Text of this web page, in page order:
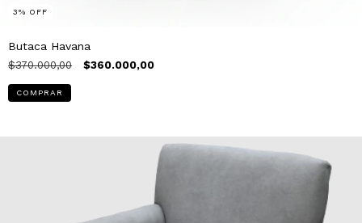
3% OFF
Butaca Havana
$370.000,00 $360.000,00